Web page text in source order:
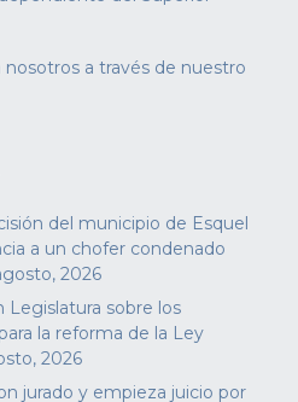
a través de nuestro
del municipio de Esquel
a un chofer condenado
2026
sobre los
la reforma de la Ley
2026
jurado y empieza juicio por